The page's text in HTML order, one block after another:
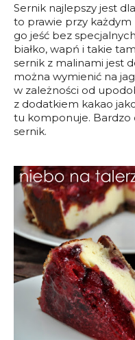
Sernik najlepszy jest
to prawie przy każdym
go jeść bez
białko, wapń i takie
sernik z malinami jest
można wymienić na
w zależności od
z dodatkiem kakao
tu komponuje. Bardzo
sernik.